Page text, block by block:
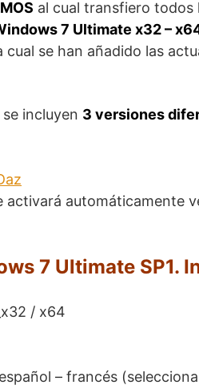
al cual transfiero
7 Ultimate x32 –
cual se han añadido las
se incluyen 3 versiones
activará automáticamente
7 Ultimate SP1.
/ x64
– francés